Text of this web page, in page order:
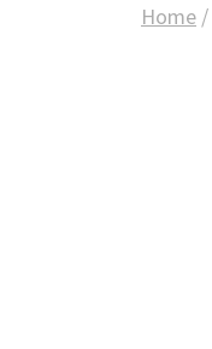
Home /